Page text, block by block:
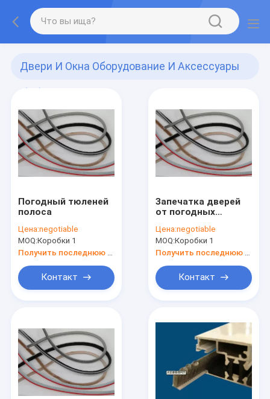
Двери И Окна Оборудование И Аксессуары
Погодный тюленей
полоса
Цена:negotiable
MOQ:Коробки 1
Контакт
Запечатка дверей
от погодных
Цена:negotiable
MOQ:Коробки 1
Контакт